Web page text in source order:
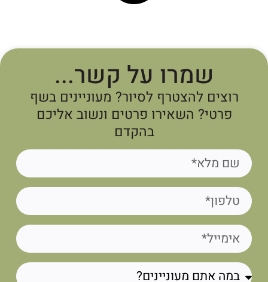
שמרו על קשר...
רוצים להצטרף לסיור? מעוניינים בשף
פרטי? השאירו פרטים ונשוב אליכם
בהקדם